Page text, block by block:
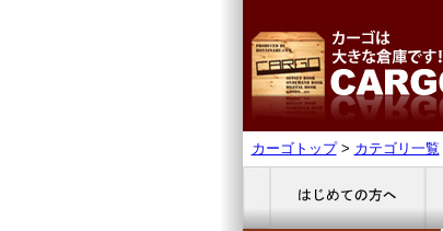
カーゴトップ> カテゴリ一覧